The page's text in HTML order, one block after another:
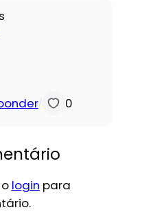
/ 0
login para